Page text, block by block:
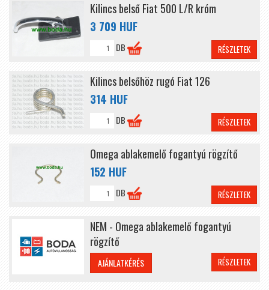
Kilincs belső Fiat 500 L/R króm
3 709 HUF
DB RÉSZLETEK
Kilincs belsőhöz rugó Fiat 126
314 HUF
DB RÉSZLETEK
Omega ablakemelő fogantyú rögzítő
152 HUF
DB RÉSZLETEK
NEM - Omega ablakemelő fogantyú
rögzítő
AJÁNLATKÉRÉS RÉSZLETEK